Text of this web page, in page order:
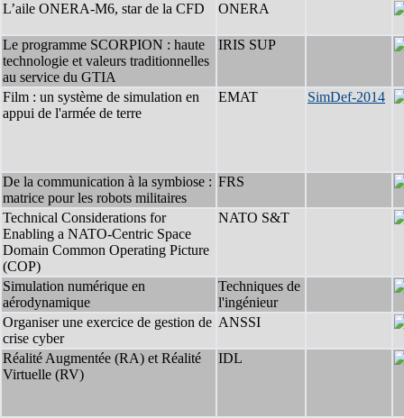
L’aile ONERA-M6, star de la CFD ONERA
Le programme SCORPION : haute
technologie et valeurs traditionnelles
au service du GTIA
IRIS SUP
Film : un système de simulation en
appui de l'armée de terre
EMAT SimDef-2014
De la communication à la symbiose :
matrice pour les robots militaires
FRS
Technical Considerations for
Enabling a NATO-Centric Space
Domain Common Operating Picture
(COP)
NATO S&T
Simulation numérique en
aérodynamique
Techniques de
l'ingénieur
Organiser une exercice de gestion de
crise cyber
ANSSI
Réalité Augmentée (RA) et Réalité
Virtuelle (RV)
IDL